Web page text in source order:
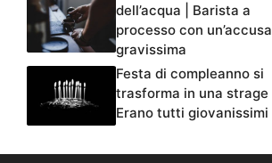
dell’acqua | Barista a
processo con un’accusa
gravissima
Festa di compleanno si
trasforma in una strage |
Erano tutti giovanissimi